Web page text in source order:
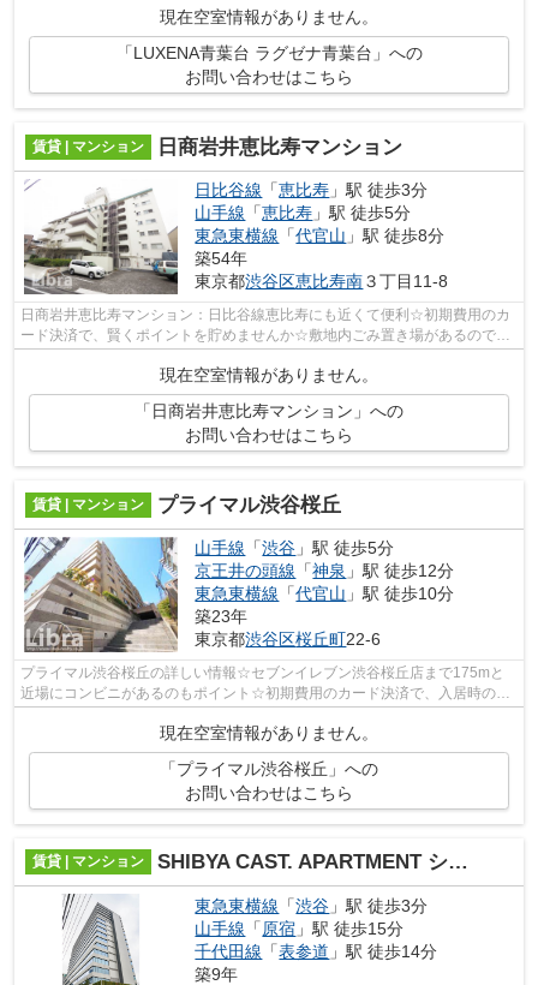
現在空室情報がありません。
「LUXENA青葉台 ラグゼナ青葉台」への
お問い合わせはこちら
賃貸 | マンション 日商岩井恵比寿マンション
日比谷線 「恵比寿 」駅 徒歩3分
山手線 「恵比寿 」駅 徒歩5分
東急東横線 「代官山 」駅 徒歩8分
築54年
東京都渋谷区恵比寿南３丁目11-8
日商岩井恵比寿マンション：日比谷線恵比寿にも近くて便利☆初期費用のカ
ード決済で、賢くポイントを貯めませんか☆敷地内ごみ置き場があるので、
現在空室情報がありません。
「日商岩井恵比寿マンション」への
お問い合わせはこちら
賃貸 | マンション プライマル渋谷桜丘
山手線 「渋谷 」駅 徒歩5分
京王井の頭線 「神泉 」駅 徒歩12分
東急東横線 「代官山 」駅 徒歩10分
築23年
東京都渋谷区桜丘町22-6
プライマル渋谷桜丘の詳しい情報☆セブンイレブン渋谷桜丘店まで175mと
近場にコンビニがあるのもポイント☆初期費用のカード決済で、入居時の負
担が減ります☆こだわり派の方も満足度の高...
現在空室情報がありません。
「プライマル渋谷桜丘」への
お問い合わせはこちら
賃貸 | マンション SHIBYA CAST. APARTMENT シブヤキャストアパートメント
東急東横線 「渋谷 」駅 徒歩3分
山手線 「 原宿 」駅 徒歩15分
千代田線 「表参道 」駅 徒歩14分
築9年